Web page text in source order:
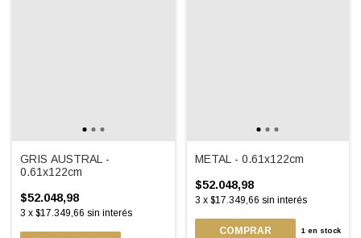
GRIS AUSTRAL -
0.61x122cm
$52.048,98
3 x $17.349,66 sin interés
METAL - 0.61x122cm
$52.048,98
3 x $17.349,66 sin interés
1 en stock